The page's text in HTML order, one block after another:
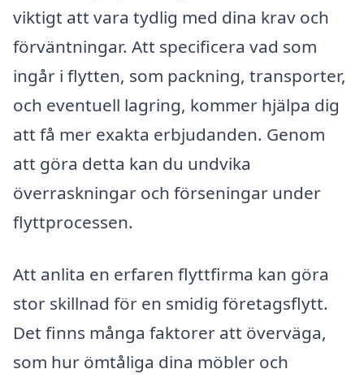
viktigt att vara tydlig med dina krav och
förväntningar. Att specificera vad som
ingår i flytten, som packning, transporter,
och eventuell lagring, kommer hjälpa dig
att få mer exakta erbjudanden. Genom
att göra detta kan du undvika
överraskningar och förseningar under
flyttprocessen.
Att anlita en erfaren flyttfirma kan göra
stor skillnad för en smidig företagsflytt.
Det finns många faktorer att överväga,
som hur ömtåliga dina möbler och